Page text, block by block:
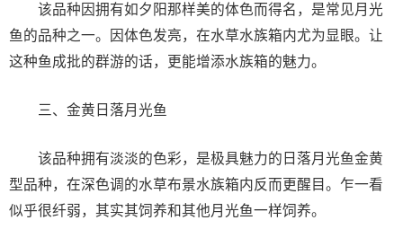
该品种因拥有如夕阳那样美的体色而得名，是常见月光
鱼的品种之一。因体色发亮，在水草水族箱内尤为显眼。让
这种鱼成批的群游的话，更能增添水族箱的魅力。
三、金黄日落月光鱼
该品种拥有淡淡的色彩，是极具魅力的日落月光鱼金黄
型品种，在深色调的水草布景水族箱内反而更醒目。乍一看
似乎很纤弱，其实其饲养和其他月光鱼一样饲养。